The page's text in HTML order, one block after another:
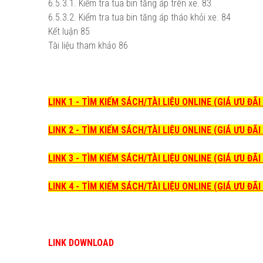
6.5.3.1. Kiểm tra tua bin tăng áp trên xe. 83
6.5.3.2. Kiểm tra tua bin tăng áp tháo khỏi xe. 84
Kết luận 85
Tài liệu tham khảo 86
LINK 1 - TÌM KIẾM SÁCH/TÀI LIỆU ONLINE (GIÁ ƯU
LINK 2 - TÌM KIẾM SÁCH/TÀI LIỆU ONLINE (GIÁ ƯU
LINK 3 - TÌM KIẾM SÁCH/TÀI LIỆU ONLINE (GIÁ ƯU
LINK 4 - TÌM KIẾM SÁCH/TÀI LIỆU ONLINE (GIÁ ƯU
LINK DOWNLOAD